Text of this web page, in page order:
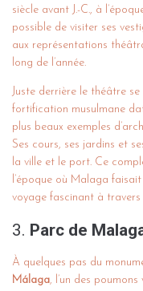
siècle avant J.-C., à
possible de visiter ses
aux représentations
long de l’année.
Juste derrière le théâtre se
fortification musulmane
plus beaux exemples
Ses cours, ses jardins et
la ville et le port. Ce
l’époque où Malaga
voyage fascinant à travers
3. Parc de
À quelques pas du
Málaga, l’un des